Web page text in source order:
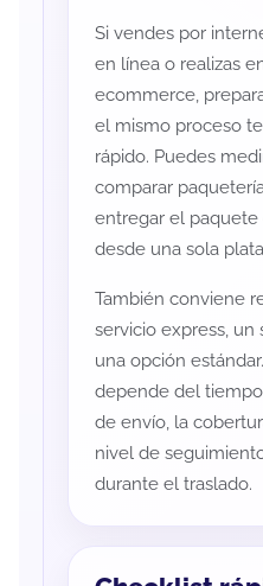
Si vendes por
en línea o realizas
ecommerce,
el mismo proceso
rápido. Puedes
comparar
entregar el
desde una sola
También conviene
servicio express,
una opción
depende del
de envío, la
nivel de
durante el traslado.